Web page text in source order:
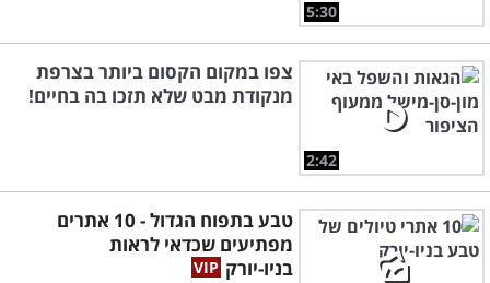
5:30
2:42
צפו במקום הקסום ביותר בצרפת
מנקודת מבט שלא תזכו בה בחיים!
טבע בתפוח הגדול - 10 אתרים
מפתיעים שכדאי לראות
בניו-יורק